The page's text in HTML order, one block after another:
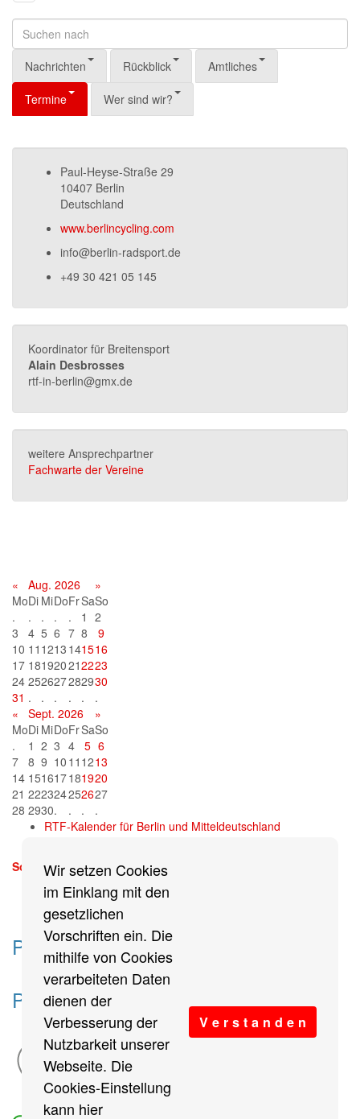
Wir setzen Cookies
im Einklang mit den
gesetzlichen
Vorschriften ein. Die
mithilfe von Cookies
verarbeiteten Daten
dienen der
Verbesserung der
Nutzbarkeit unserer
Webseite. Die
Cookies-Einstellung
kann hier
V e r s t a n d e n
Nachrichten Rückblick Amtliches
Termine Wer sind wir?
Paul-Heyse-Straße 29
10407 Berlin
Deutschland
www.berlincycling.com
info@berlin-radsport.de
+49 30 421 05 145
Koordinator für Breitensport
Alain Desbrosses
rtf-in-berlin@gmx.de
weitere Ansprechpartner
Fachwarte der Vereine
« Aug. 2026
»
MoDi MiDoFrSaSo
.
. . . . 1 2
3
4 5 6 7 8
9
10 11 1213 141516
17 181920212223
24 252627282930
31 . . . . .
.
«
Sept. 2026
»
MoDi MiDoFrSaSo
.
1 2 3 4 5 6
7 8 9 10 11 1213
14 151617181920
21 222324252627
28 2930. . .
.
RTF-Kalender für Berlin und Mitteldeutschland
Sonntag, 13. September 2026
Partner des Breitensports
Partner von BRV-Breitensport.de